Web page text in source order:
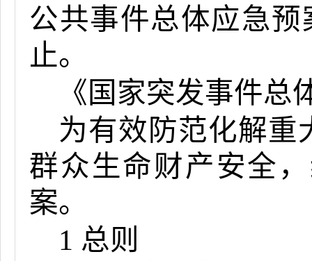
公共事件总体应急预
止。
《国家突发事件
为有效防范化解重
群众生命财产安全
案。
1 总则